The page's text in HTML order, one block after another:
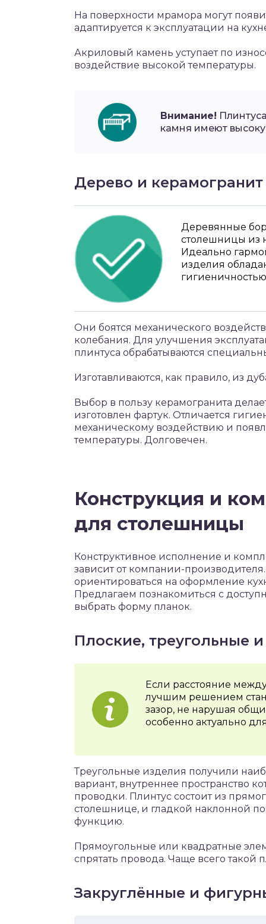
На поверхности мрамора могут
адаптируется к эксплуатации на
Акриловый камень уступает по
воздействие высокой температуры.
Внимание!
камня имеют
Дерево и керамогранит
Деревянные
столешницы из
Идеально
изделия
Они боятся механического
колебания. Для улучшения
плинтуса обрабатываются
Изготавливаются, как правило, из
Выбор в пользу керамогранита
изготовлен фартук. Отличается
механическому воздействию и
температуры. Долговечен.
Конструкция и
для столешницы
Конструктивное исполнение и
зависит от компании-
ориентироваться на оформление
Предлагаем познакомиться с
выбрать форму планок.
Плоские, треугольные
Если расстояние
лучшим решением
зазор, не нарушая
особенно актуально
Треугольные изделия получили
вариант, внутреннее пространство
проводки. Плинтус состоит из
столешнице, и гладкой наклонной
функцию.
Прямоугольные или квадратные
спрятать провода. Чаще всего такой
Закруглённые и